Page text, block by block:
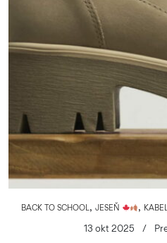
BACK TO SCHOOL ,JESEŇ ,
13 okt 2025 /